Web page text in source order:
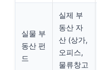
실물 부
동산 펀
드
실제 부
동산 자
산 (상가,
오피스,
물류창고